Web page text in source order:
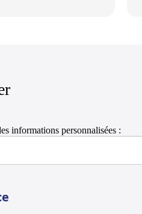
informations personnalisées :